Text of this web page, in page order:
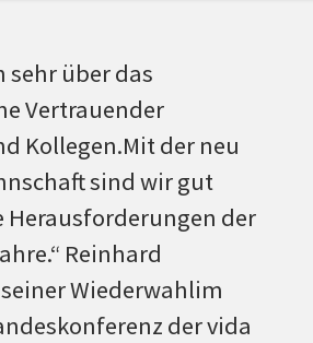
sehr über das
Vertrauender
Kollegen.Mit der neu
sind wir gut
der
Reinhard
Wiederwahlim
der vida